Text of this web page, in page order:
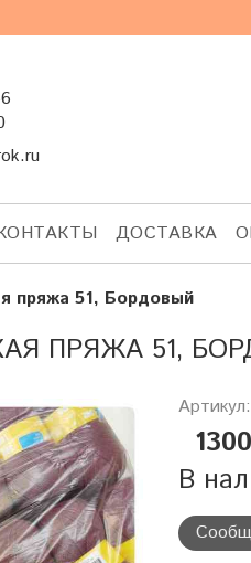
ДОСТАВКА
пряжа 51, Бордовый
ПРЯЖА 51,
Артикул:
В